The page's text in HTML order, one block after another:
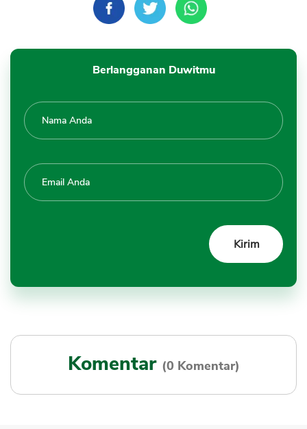
Berlangganan Duwitmu
Komentar (0 Komentar)